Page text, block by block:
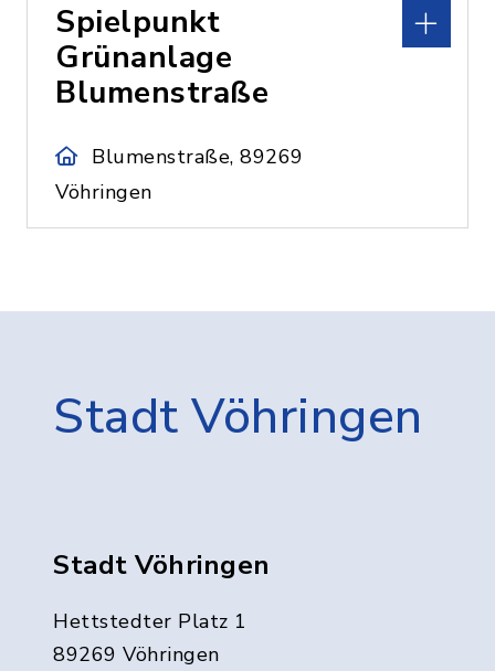
Spielpunkt
Grünanlage
Blumenstraße
Blumenstraße, 89269
Vöhringen
Stadt Vöhringen
Stadt Vöhringen
Hettstedter Platz 1
89269 Vöhringen